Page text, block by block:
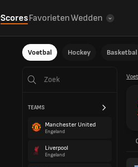
ScoresFavorietenWedden
Voetbal Hockey Basketbal
TEAMS
Manchester United
Engeland
Liverpool
Engeland